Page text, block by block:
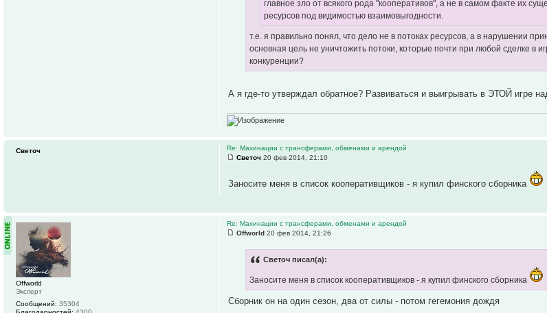
главное зло от всякого рода "кооперативов", а не в самом факте их
ресурсов под видимостью взаимовыгодности.
т.е. я правильно понял, что дело не в потоках ресурсов, а в нарушении
основная цель не уничтожить потоки, которые почти при любой сделке в
конкуренции?
А я где-то утверждал обратное? Развиваться и выигрывать в ЭТОЙ игре
Re: Махинации с трансферами, обменами и арендой
Светоч 20 фев 2014, 21:10
Заносите меня в список кооперативщиков - я купил финского сборника
Светоч
Re: Махинации с трансферами, обменами и арендой
Offworld 20 фев 2014, 21:26
Светоч писал(а):
Заносите меня в список кооперативщиков - я купил финского сборника
Сборник он на один сезон, два от силы - потом гегемония дождя
Offworld
Эксперт
Сообщений: 35304